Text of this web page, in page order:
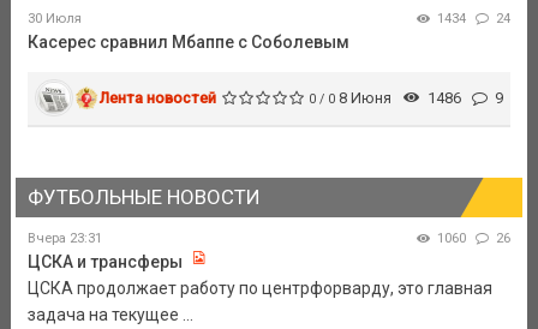
30 Июля 1434 24
Касерес сравнил Мбаппе с Соболевым
Лента новостей 0 / 0 8 Июня 1486 9
ФУТБОЛЬНЫЕ НОВОСТИ
Вчера 23:31 1060 26
ЦСКА и трансферы
ЦСКА продолжает работу по центрфорварду, это главная
задача на текущее ...